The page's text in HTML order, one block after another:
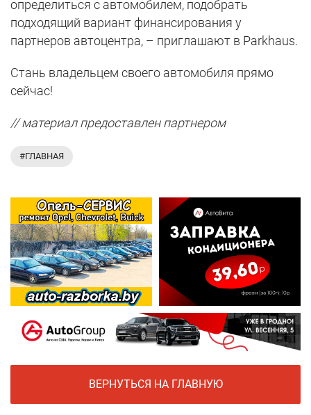
определиться с автомобилем, подобрать
подходящий вариант финансирования у
партнеров автоцентра, – приглашают в Parkhaus.
Стань владельцем своего автомобиля прямо
сейчас!
// материал предоставлен партнером
#ГЛАВНАЯ
ВЕРНУТЬСЯ НА ГЛАВНУЮ